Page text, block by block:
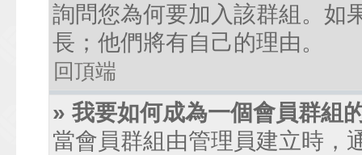
詢問您為何要加入該群組。如
長；他們將有自己的理由。
回頂端
» 我要如何成為一個會員群組
當會員群組由管理員建立時，